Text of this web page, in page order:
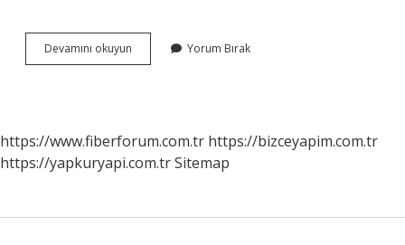
Devamını okuyun
Nesnelliği
Yorum Bırak
https://www.fiberforum.com.tr https://bizceyapim.com.tr
https://yapkuryapi.com.trSitemap